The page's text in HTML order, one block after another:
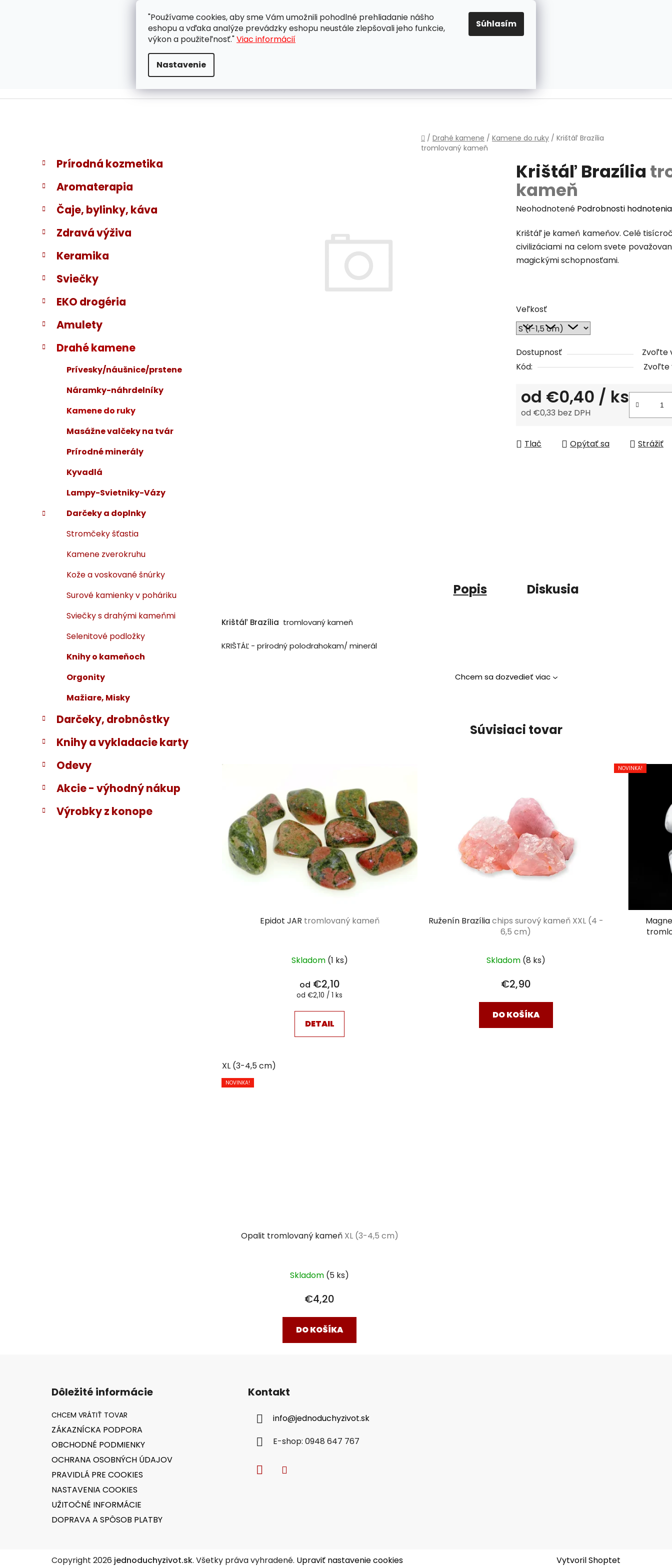
"Používame cookies, aby sme Vám umožnili pohodlné prehliadanie nášho
eshopu a vďaka analýze prevádzky eshopu neustále zlepšovali jeho funkcie,
výkon a použiteľnosť."Viac informácií
Nastavenie
Súhlasím
ZÁKAZNÍCKA PODPORA OBCHODNÉ PODMIENKY OCHRANA OSOBNÝCH ÚDAJOV PRAVIDLÁ PRE COOKIES
EUR
Domov
/ Drahé kamene / Kamene do ruky / Krištáľ Brazília
tromlovaný kameň
B
č
ý
a
n
e
l
Preskočiť
kategórie
K
a
t
e
ó
i
Prírodná kozmetika
Aromaterapia
Čaje, bylinky, káva
Zdravá výživa
Keramika
Sviečky
EKO drogéria
Amulety
Drahé kamene
Prívesky/náušnice/prstene
Náramky-náhrdelníky
Kamene do ruky
Masážne valčeky na tvár
Prírodné minerály
Kyvadlá
Lampy-Svietniky-Vázy
Darčeky a doplnky
Stromčeky šťastia
Kamene zverokruhu
Kože a voskované šnúrky
Surové kamienky v poháriku
Sviečky s drahými kameňmi
Selenitové podložky
Knihy o kameňoch
Orgonity
Mažiare, Misky
Darčeky, drobnôstky
Knihy a vykladacie karty
Odevy
Akcie - výhodný nákup
Výrobky z konope
Krištáľ Brazília
kameň
Priemerné
produktu
je
0,0
Neohodnotené Podrobnosti hodnotenia
Krištáľ je kameň kameňov. Celé
civilizáciami na celom svete
magickými schopnosťami.
Veľkosť
Dostupnosť
Zvoľte
Kód:
Zvoľte
od €0,40 / ks
od €0,33 bez DPH
Tlač
Opýtať sa Strážiť
Popis Diskusia
Krištáľ Brazília tromlovaný kameň
KRIŠTÁĽ - prírodný polodrahokam/ minerál
Chcem sa dozvedieť viac
Súvisiaci tovar
Epidot JAR tromlovaný kameň
Skladom (1 ks)
od €2,10
Jednotková
od €2,10 / 1 ks
DETAIL
XL (3-4,5 cm)
Ruženín Brazíliachips surový kameň XXL (4 -
6,5 cm)
Skladom (8 ks)
€2,90
DO KOŠÍKA
NOVINKA!
NOVINKA!
Opalit tromlovaný kameň XL (3-4,5 cm)
Skladom (5 ks)
€4,20
DO KOŠÍKA
Dôležité informácie
ZÁKAZNÍCKA PODPORA
OBCHODNÉ PODMIENKY
OCHRANA OSOBNÝCH ÚDAJOV
PRAVIDLÁ PRE COOKIES
NASTAVENIA COOKIES
UŽITOČNÉ INFORMÁCIE
DOPRAVA A SPÔSOB PLATBY
Kontakt
info@jednoduchyzivot.sk
E-shop: 0948 647 767
Vytvoril Shoptet
Copyright 2026 jednoduchyzivot.sk. Všetky práva vyhradené. Upraviť nastavenie cookies